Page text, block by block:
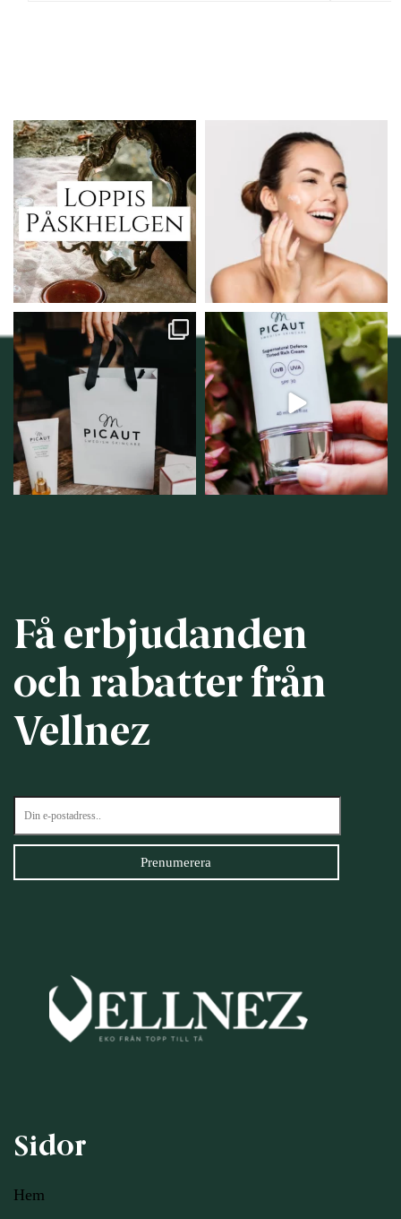
Vi skall ha loppis!
I Vellnez anda;...
6 0
Behandlingserbjudande
februari-mars!
Vi...
0
Vellnez – din
samlingsplats för
personlig handel i
12 0
Njut av solens härliga
strålar men skydda dig...
12 1
Få erbjudanden
och rabatter från
Vellnez
Sidor
Hem